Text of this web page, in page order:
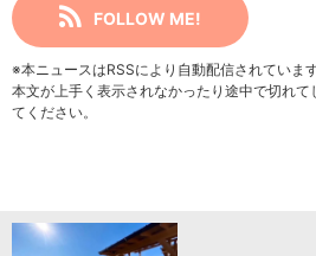
FOLLOW ME!
※本ニュースはRSSにより自動配信されています
本文が上手く表示されなかったり途中で切れて
てください。